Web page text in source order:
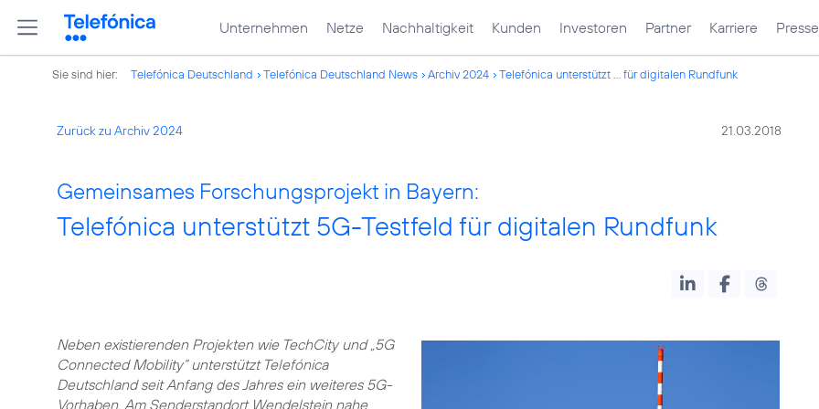
Unternehmen Netze Nachhaltigkeit Kunden Investoren Partner Karriere Presse
Sie sind hier: Telefónica Deutschland Telefónica Deutschland News Archiv 2024 Telefónica unterstützt ... für digitalen Rundfunk
Zurück zu Archiv 2024 21.03.2018
Gemeinsames Forschungsprojekt in Bayern:
Telefónica unterstützt 5G-Testfeld für digitalen Rundfunk
Neben existierenden Projekten wie TechCity und „5G
Connected Mobility“ unterstützt Telefónica
Deutschland seit Anfang des Jahres ein weiteres 5G-
Vorhaben. Am Senderstandort Wendelstein nahe